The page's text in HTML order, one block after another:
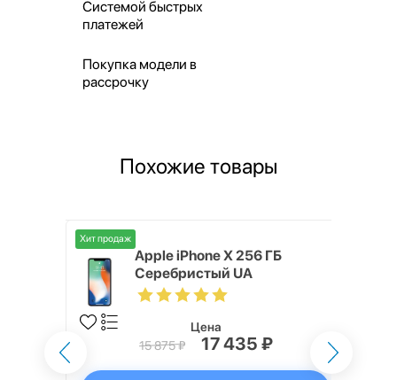
Системой быстрых
платежей
Покупка модели в
рассрочку
Похожие товары
Хит продаж
Apple iPhone X 256 ГБ
Серебристый UA
Цена
15 875 ₽
17 435 ₽